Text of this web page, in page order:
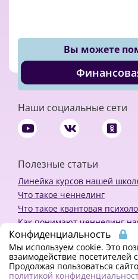
Вы можете
Наши социальные сети
Полезные статьи
Линейка курсов нашей
Что такое ченнелинг
Что такое квантовая
Как понимают ченнелинг
Политика
Закажи
Конфиденциальность
Мы используем cookie. Это
взаимодействие посетителей
Продолжая пользоваться
политикой